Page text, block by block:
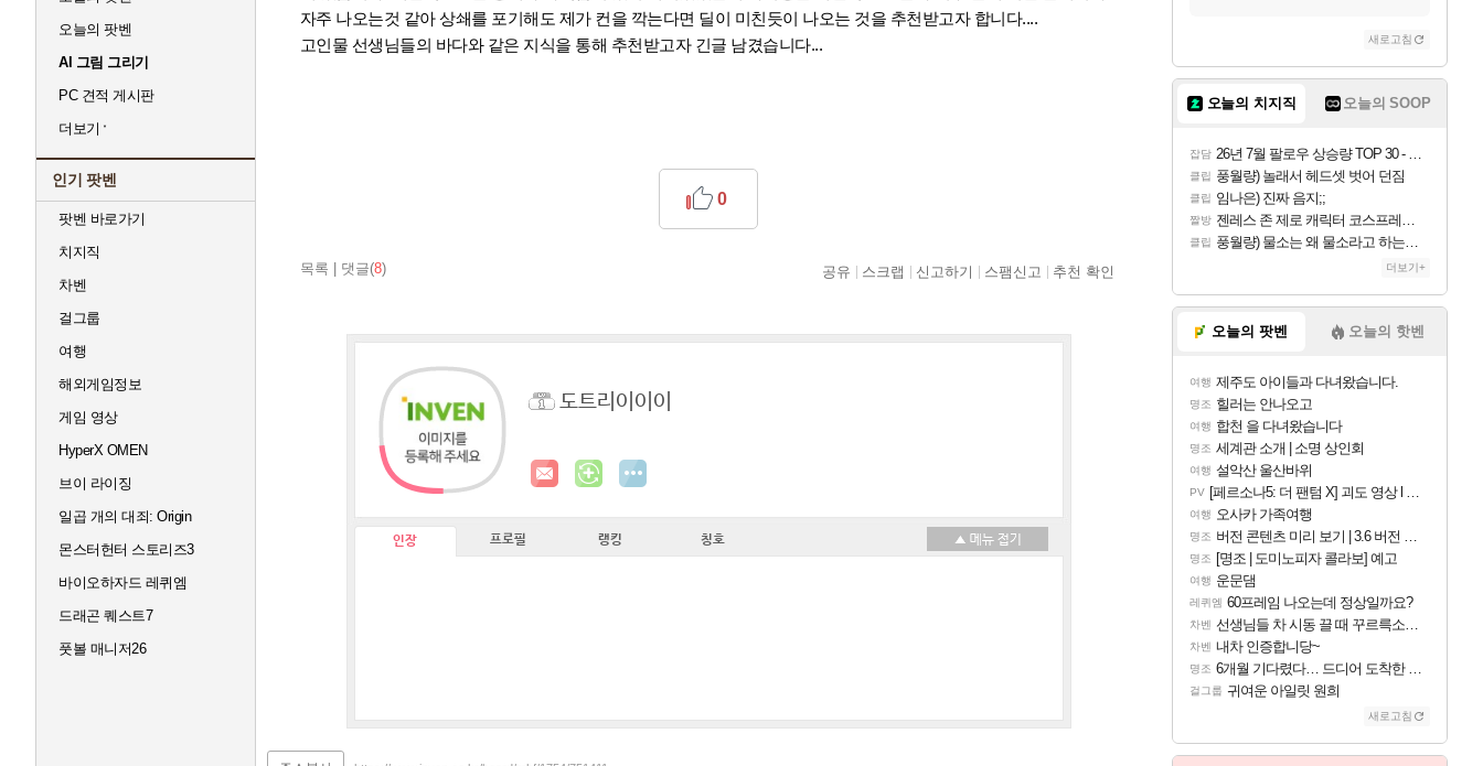
오늘의 팟벤
AI 그림 그리기
PC 견적 게시판
더보기
인기 팟벤
팟벤 바로가기
치지직
차벤
걸그룹
여행
해외게임정보
게임 영상
HyperX OMEN
브이 라이징
일곱 개의 대죄: Origin
몬스터헌터 스토리즈3
바이오하자드 레퀴엠
드래곤 퀘스트7
풋볼 매니저26
자주 나오는것 같아 상쇄를 포기해도 제가 컨을 깍는다면 딜이 미친듯이 나오는 것을 추천받고자 합니다....
고인물 선생님들의 바다와 같은 지식을 통해 추천받고자 긴글 남겼습니다...
목록 | 댓글(8)
0
공유 스크랩 신고하기 스팸신고 추천 확인
도트리이이이
인장 프로필 랭킹 칭호
새로고침
오늘의 치지직 오늘의 SOOP
잡담 26년 7월 팔로우 상승량 TOP 30 - 월간 치지직
클립 풍월량) 놀래서 헤드셋 벗어 던짐
클립 임나은) 진짜 음지;;
짤방 젠레스 존 제로 캐릭터 코스프레한 꽁주
클립 풍월량) 물소는 왜 물소라고 하는거야? 아! 그만 ㅋㅋ 알았어 ㅋㅋ
더보기+
오늘의 팟벤 오늘의 핫벤
여행 제주도 아이들과 다녀왔습니다.
명조 힐러는 안나오고
여행 합천 을 다녀왔습니다
명조 세계관 소개 | 소명 상인회
여행 설악산 울산바위
PV [페르소나5: 더 팬텀 X] 괴도 영상 l 타카마키 안·댄싱 스타
여행 오사카 가족여행
명조 버전 콘텐츠 미리 보기 | 3.6 버전 「신기루 속 등불 그림자, 속세에 깃든 검의 결심」이 8월 20일에 업데이트됩니다!
명조 [명조 | 도미노피자 콜라보] 예고
여행 운문댐
레퀴엠 60프레임 나오는데 정상일까요?
차벤 선생님들 차 시동 끌 때 꾸르륵소리나는데
차벤 내차 인증합니당~
명조 6개월 기다렸다… 드디어 도착한 치사 메신저백! 실물 후기
걸그룹 귀여운 아일릿 원희
새로고침